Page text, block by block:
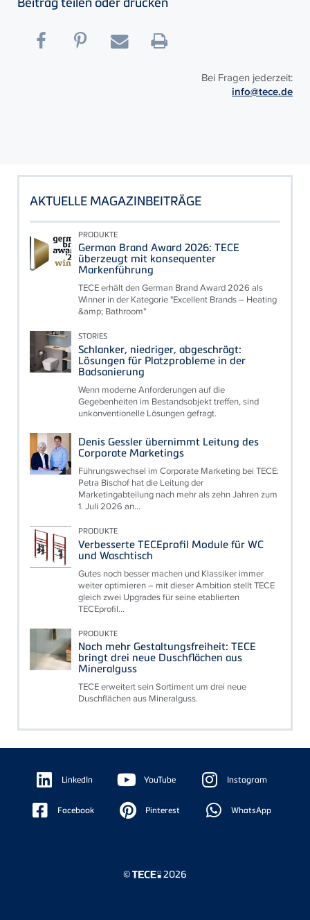
Bei Fragen jederzeit:
info@tece.de
AKTUELLE MAGAZINBEITRÄGE
PRODUKTE
German Brand Award 2026: TECE
überzeugt mit konsequenter
Markenführung
TECE erhält den German Brand Award 2026 als
Winner in der Kategorie "Excellent Brands – Heating
&amp; Bathroom"
STORIES
Schlanker, niedriger, abgeschrägt:
Lösungen für Platzprobleme in der
Badsanierung
Wenn moderne Anforderungen auf die
Gegebenheiten im Bestandsobjekt treffen, sind
unkonventionelle Lösungen gefragt.
Denis Gessler übernimmt Leitung des
Corporate Marketings
Führungswechsel im Corporate Marketing bei TECE:
Petra Bischof hat die Leitung der
Marketingabteilung nach mehr als zehn Jahren zum
1. Juli 2026 an...
PRODUKTE
Verbesserte TECEprofil Module für WC
und Waschtisch
Gutes noch besser machen und Klassiker immer
weiter optimieren – mit dieser Ambition stellt TECE
gleich zwei Upgrades für seine etablierten
TECEprofil...
PRODUKTE
Noch mehr Gestaltungsfreiheit: TECE
bringt drei neue Duschflächen aus
Mineralguss
TECE erweitert sein Sortiment um drei neue
Duschflächen aus Mineralguss.
Floating
Sidebar LinkedIn YouTube Instagram
Facebook Pinterest WhatsApp
© 2026